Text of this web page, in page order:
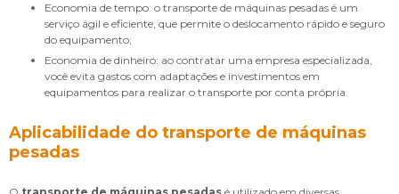
Economia de tempo: o transporte de máquinas pesadas é um
serviço ágil e eficiente, que permite o deslocamento rápido e seguro
do equipamento;
Economia de dinheiro: ao contratar uma empresa especializada,
você evita gastos com adaptações e investimentos em
equipamentos para realizar o transporte por conta própria.
Aplicabilidade do transporte de máquinas
pesadas